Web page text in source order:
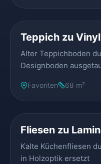
Teppich zu
Alter Teppichboden
Designboden
Favoriten 68 m²
Fliesen zu
Kalte Küchenfliesen
in Holzoptik ersetzt